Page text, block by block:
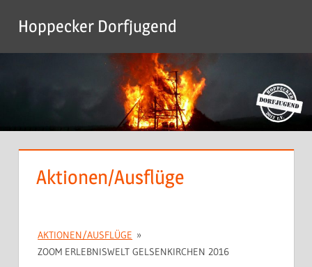
Inhalt
springen
Hoppecker Dorfjugend
Aktionen/Ausflüge
AKTIONEN/AUSFLÜGE »
ZOOM ERLEBNISWELT GELSENKIRCHEN 2016